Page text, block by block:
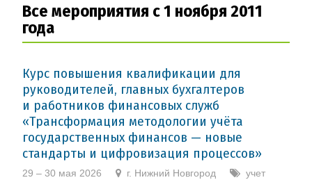
Все мероприятия с 1 ноября 2011
года
Курс повышения квалификации для
руководителей, главных бухгалтеров
и работников финансовых служб
«Трансформация методологии учёта
государственных финансов — новые
стандарты и цифровизация процессов»
29 – 30 мая 2026 г. Нижний Новгород учет